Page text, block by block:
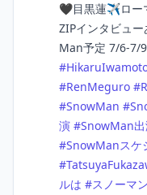
🖤目黒蓮✈️ロー
ZIPインタビュ
Man予定 7/6-7/9
#
#RenMeguro #
#SnowMan #
演 #SnowMan出
#SnowManスケ
#
ルは #スノーマン